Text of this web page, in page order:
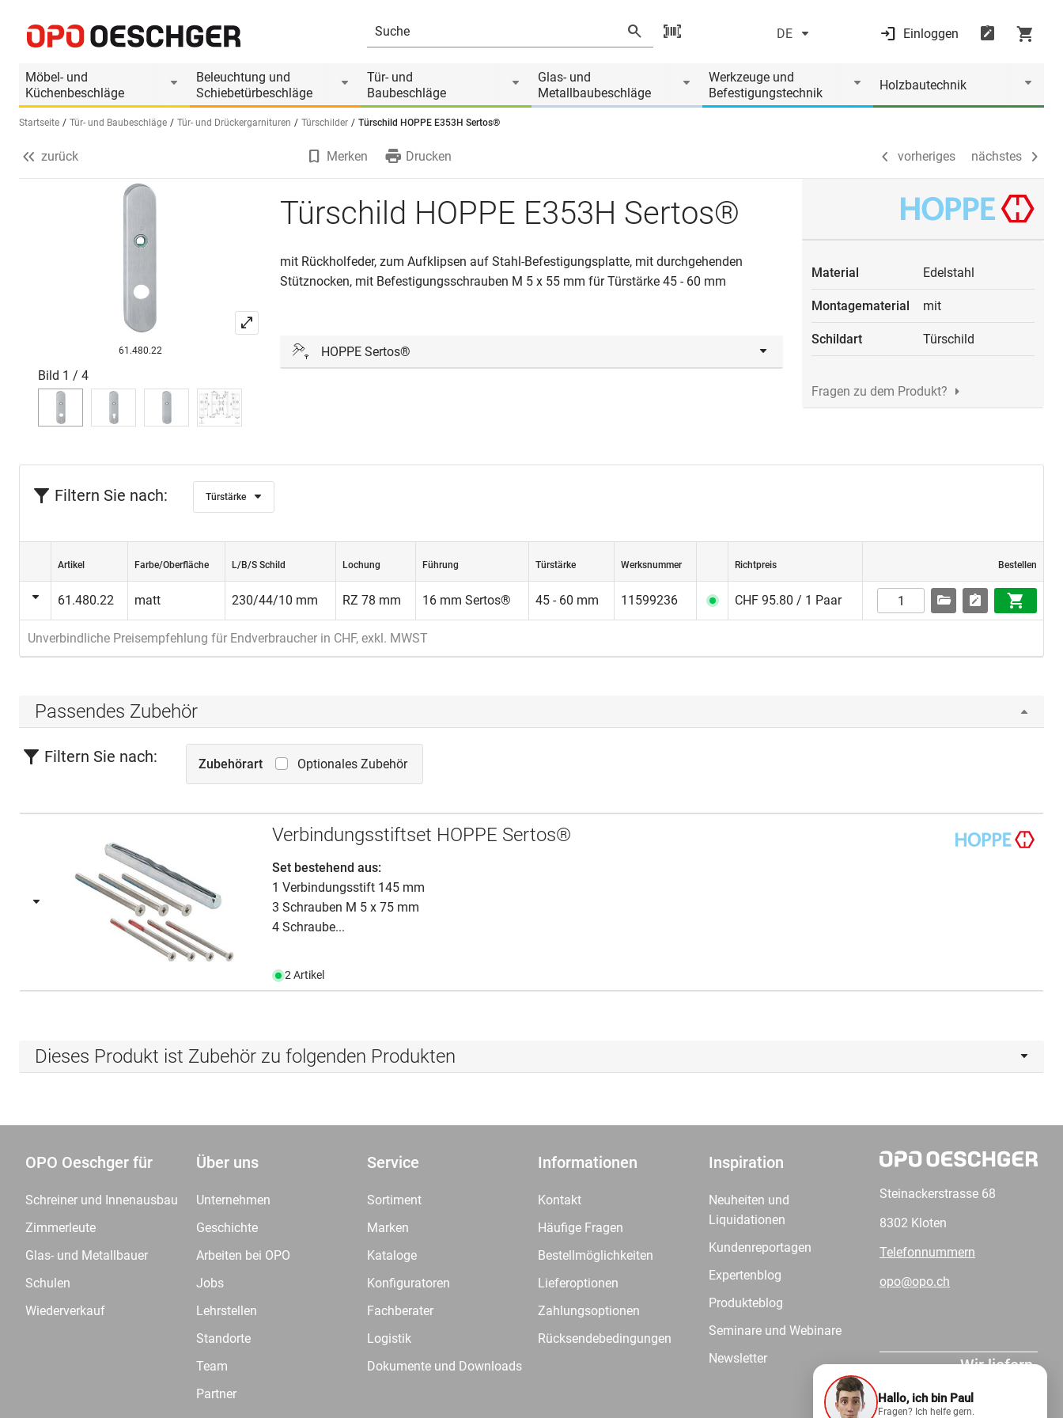
DE Einloggen
Möbel- und
Küchenbeschläge
Beleuchtung und
Schiebetürbeschläge
Tür- und
Baubeschläge
Glas- und
Metallbaubeschläge
Werkzeuge und
Befestigungstechnik
Holzbautechnik
Sprache wählen (DE)
Startseite Tür- und Baubeschläge Tür- und Drückergarnituren Türschilder Türschild HOPPE E353H Sertos®
Produktinformationen
Passendes Zubehör Produkt ist Zubehör von vorheriges nächstes
zurück Merken Drucken vorheriges nächstes
61.480.22
Bild 1 / 4
Türschild HOPPE E353H Sertos®
mit Rückholfeder, zum Aufklipsen auf Stahl-Befestigungsplatte, mit durchgehenden
Stütznocken, mit Befestigungsschrauben M 5 x 55 mm für Türstärke 45 - 60 mm
HOPPE Sertos®
Material Edelstahl
Montagematerial mit
Schildart Türschild
Fragen zu dem Produkt?
Filtern Sie nach: Türstärke
Artikel Farbe/Oberfläche L/B/S Schild Lochung Führung Türstärke Werksnummer Richtpreis Bestellen
61.480.22 matt 230/44/10 mm RZ 78 mm 16 mm Sertos® 45 - 60 mm 11599236 CHF 95.80 / 1 Paar
Unverbindliche Preisempfehlung für Endverbraucher in CHF, exkl. MWST
Passendes Zubehör
Filtern Sie nach: Zubehörart Optionales Zubehör
Verbindungsstiftset HOPPE Sertos®
Set bestehend aus:
1 Verbindungsstift 145 mm
3 Schrauben M 5 x 75 mm
4 Schraube...
2 Artikel
Dieses Produkt ist Zubehör zu folgenden Produkten
OPO Oeschger für
Schreiner und Innenausbau
Zimmerleute
Glas- und Metallbauer
Schulen
Wiederverkauf
Über uns
Unternehmen
Geschichte
Arbeiten bei OPO
Jobs
Lehrstellen
Standorte
Team
Partner
Service
Sortiment
Marken
Kataloge
Konfiguratoren
Fachberater
Logistik
Dokumente und Downloads
Informationen
Kontakt
Häufige Fragen
Bestellmöglichkeiten
Lieferoptionen
Zahlungsoptionen
Rücksendebedingungen
Inspiration
Neuheiten und
Liquidationen
Kundenreportagen
Expertenblog
Produkteblog
Seminare und Webinare
Newsletter
Steinackerstrasse 68
8302 Kloten
Telefonnummern
opo@opo.ch
Wir liefern.
Hallo, ich bin Paul
Fragen? Ich helfe gern.